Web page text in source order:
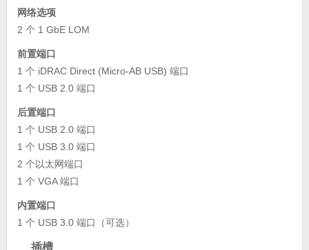
网络选项
2 个 1 GbE LOM
前置端口
1 个 iDRAC Direct (Micro-AB USB) 端口
1 个 USB 2.0 端口
后置端口
1 个 USB 2.0 端口
1 个 USB 3.0 端口
2 个以太网端口
1 个 VGA 端口
内置端口
1 个 USB 3.0 端口（可选）
插槽